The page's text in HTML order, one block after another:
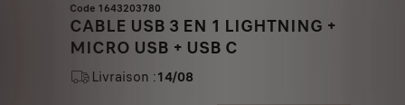
Code 1643203780
CABLE USB 3 EN 1 LIGHTNING +
MICRO USB + USB C
Livraison :14/08